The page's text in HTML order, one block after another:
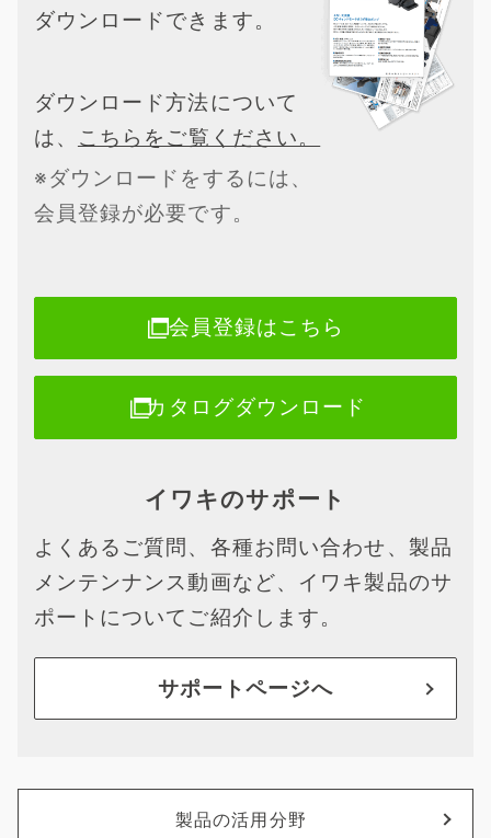
ダウンロードできます。
ダウンロード方法について
は、 こちらをご覧ください。
※ダウンロードをするには、
会員登録が必要です。
会員登録はこちら
カタログダウンロード
イワキのサポート
よくあるご質問、各種お問い合わせ、製品
メンテンナンス動画など、イワキ製品のサ
ポートについてご紹介します。
サポートページへ
製品の活用分野